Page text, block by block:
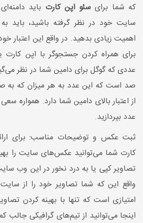
که شما برای سئو اپن کارت باید
سایت خود در نظر گرفته باشید، باید به
اهمیت زیادی بدهید. در واقع این اعتبار
برای همراه کردن جستجوگر با اپن
عددی که گوگل برای دامین شما در نظر
صد است که این عدد به هر میزان که به
از اعتبار بالای دامین شما دارد. همواره
عدد بپردازید.
ثبت عکس و توضیحات مناسب: برای
کارت شما می‌توانید عکس‌های سایت را
تصاویر کپی یا به درد نخور در این وب
واقع این که شما تصاویر خود را از
امتیازی است که تنها با بهینه کردن
اینجا می‌توانید از تیم‌های گرافیکی